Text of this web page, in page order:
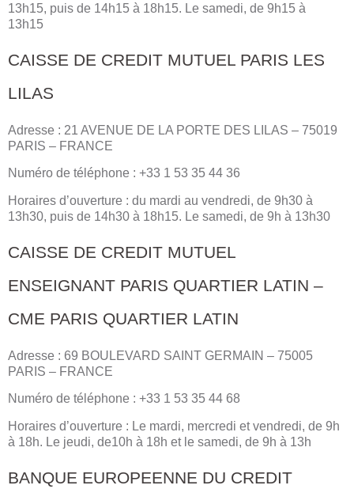
13h15, puis de 14h15 à 18h15. Le samedi, de 9h15 à
13h15
CAISSE DE CREDIT MUTUEL PARIS LES
LILAS
Adresse : 21 AVENUE DE LA PORTE DES LILAS – 75019
PARIS – FRANCE
Numéro de téléphone : +33 1 53 35 44 36
Horaires d’ouverture : du mardi au vendredi, de 9h30 à
13h30, puis de 14h30 à 18h15. Le samedi, de 9h à 13h30
CAISSE DE CREDIT MUTUEL
ENSEIGNANT PARIS QUARTIER LATIN –
CME PARIS QUARTIER LATIN
Adresse : 69 BOULEVARD SAINT GERMAIN – 75005
PARIS – FRANCE
Numéro de téléphone : +33 1 53 35 44 68
Horaires d’ouverture : Le mardi, mercredi et vendredi, de 9h
à 18h. Le jeudi, de10h à 18h et le samedi, de 9h à 13h
BANQUE EUROPEENNE DU CREDIT